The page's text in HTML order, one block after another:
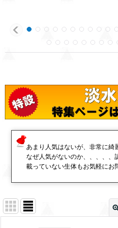
あまり人気はないが、非常に綺
なぜ人気がないのか、、、、、
載っていない生体もお気軽にお